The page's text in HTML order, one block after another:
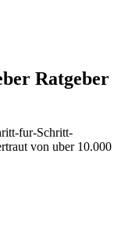
Ratgeber
fur-Schritt-
von uber 10.000